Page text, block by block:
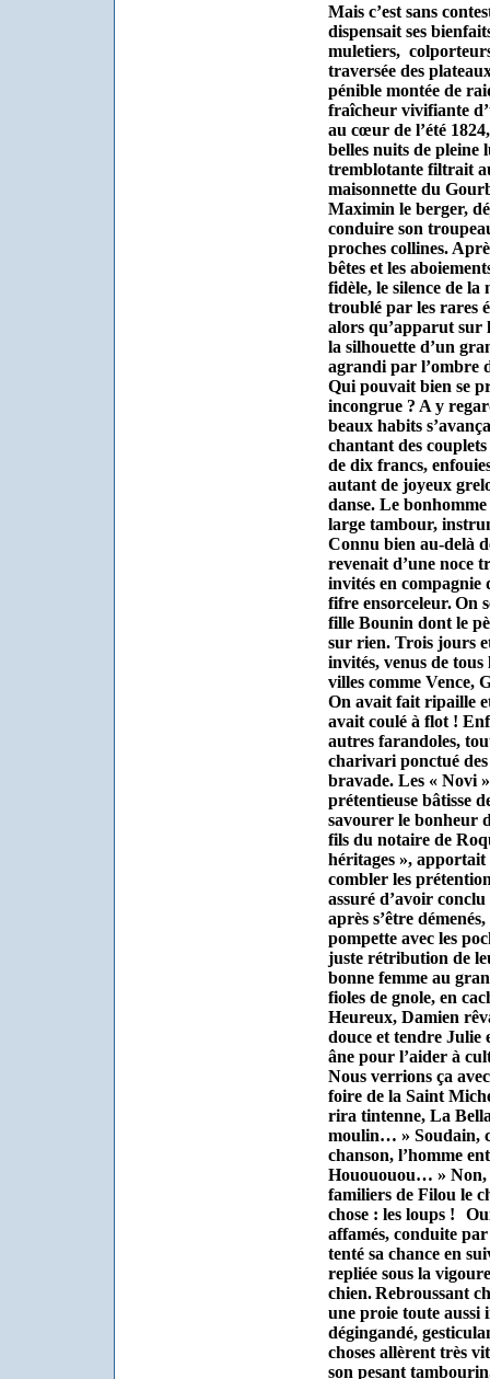
Mais c’est sans
dispensait ses
muletiers,
traversée des
pénible montée de
fraîcheur vivifiante
au cœur de l’été
belles nuits de pleine
tremblotante filtrait
maisonnette du
Maximin le berger,
conduire son
proches collines.
bêtes et les
fidèle, le silence de
troublé par les rares
alors qu’apparut sur
la silhouette d’un
agrandi par l’ombre
Qui pouvait bien se
incongrue ? A y
beaux habits
chantant des
de dix francs,
autant de joyeux
danse. Le
large tambour,
Connu bien au-delà
revenait d’une noce
invités en compagnie
fifre ensorceleur. On
fille Bounin dont le
sur rien. Trois jours
invités, venus de tous
villes comme Vence,
On avait fait ripaille
avait coulé à flot !
autres farandoles,
charivari ponctué
bravade. Les « Novi
prétentieuse bâtisse
savourer le bonheur
fils du notaire de
héritages »,
combler les
assuré d’avoir
après s’être
pompette avec les
juste rétribution de
bonne femme au
fioles de gnole, en
Heureux, Damien
douce et tendre Julie
âne pour l’aider à
Nous verrions ça
foire de la Saint
rira tintenne, La
moulin… » Soudain,
chanson, l’homme
Houououou… » Non,
familiers de Filou le
chose : les loups !
affamés, conduite
tenté sa chance en
repliée sous la
chien. Rebroussant
une proie toute aussi
dégingandé,
choses allèrent très
son pesant